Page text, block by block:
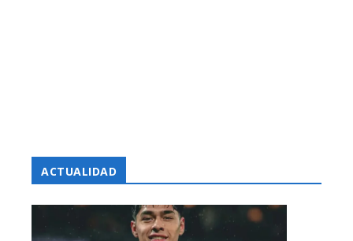
ACTUALIDAD